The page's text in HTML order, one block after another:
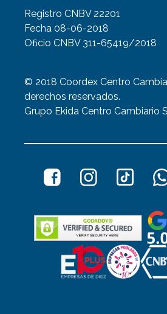
Registro CNBV 22201
Fecha 08-06-2018
Oﬁcio CNBV 311-65419/2018
© 2018 Coordex Centro
derechos reservados.
Grupo Ekida Centro Cambiario